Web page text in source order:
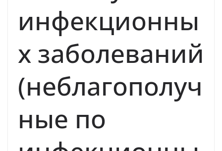
инфекционны
х заболеваний
(неблагополуч
ные по